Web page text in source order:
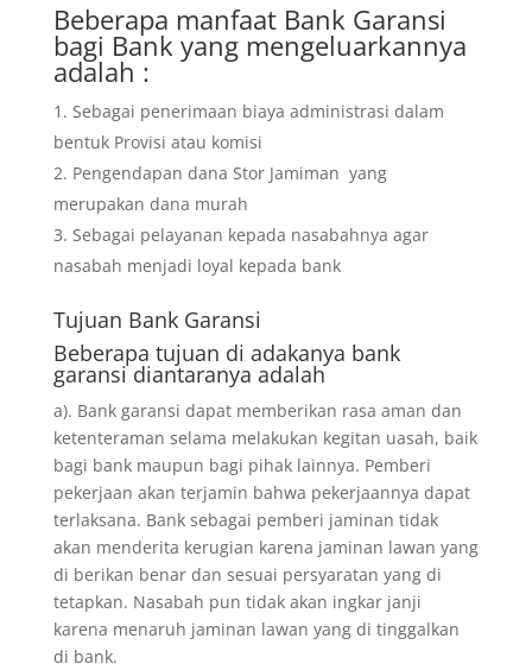
Beberapa manfaat Bank Garansi
bagi Bank yang mengeluarkannya
adalah :
Sebagai penerimaan biaya administrasi dalam
bentuk Provisi atau komisi
Pengendapan dana Stor Jamiman yang
merupakan dana murah
Sebagai pelayanan kepada nasabahnya agar
nasabah menjadi loyal kepada bank
Tujuan Bank Garansi
Beberapa tujuan di adakanya bank
garansi diantaranya adalah
a). Bank garansi dapat memberikan rasa aman dan
ketenteraman selama melakukan kegitan uasah, baik
bagi bank maupun bagi pihak lainnya. Pemberi
pekerjaan akan terjamin bahwa pekerjaannya dapat
terlaksana. Bank sebagai pemberi jaminan tidak
akan menderita kerugian karena jaminan lawan yang
di berikan benar dan sesuai persyaratan yang di
tetapkan. Nasabah pun tidak akan ingkar janji
karena menaruh jaminan lawan yang di tinggalkan
di bank.